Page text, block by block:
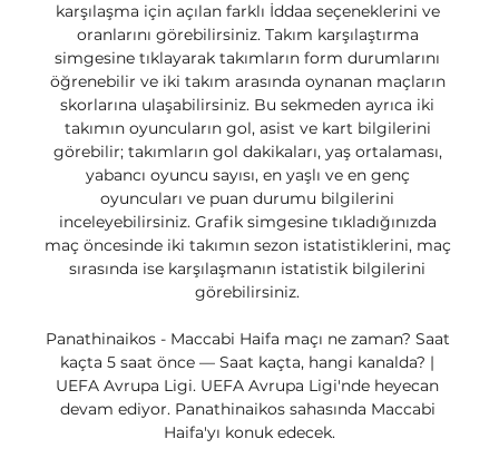
karşılaşma için açılan farklı İddaa seçeneklerini ve
oranlarını görebilirsiniz. Takım karşılaştırma
simgesine tıklayarak takımların form durumlarını
öğrenebilir ve iki takım arasında oynanan maçların
skorlarına ulaşabilirsiniz. Bu sekmeden ayrıca iki
takımın oyuncuların gol, asist ve kart bilgilerini
görebilir; takımların gol dakikaları, yaş ortalaması,
yabancı oyuncu sayısı, en yaşlı ve en genç
oyuncuları ve puan durumu bilgilerini
inceleyebilirsiniz. Grafik simgesine tıkladığınızda
maç öncesinde iki takımın sezon istatistiklerini, maç
sırasında ise karşılaşmanın istatistik bilgilerini
görebilirsiniz.
Panathinaikos - Maccabi Haifa maçı ne zaman? Saat
kaçta 5 saat önce — Saat kaçta, hangi kanalda? |
UEFA Avrupa Ligi. UEFA Avrupa Ligi'nde heyecan
devam ediyor. Panathinaikos sahasında Maccabi
Haifa'yı konuk edecek.